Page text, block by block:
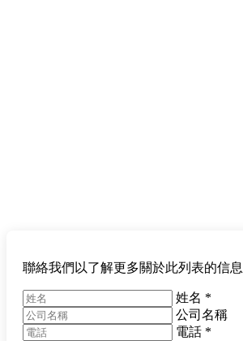
聯絡我們以了解更多關於此列表的信息
姓名 *
公司名稱
電話 *